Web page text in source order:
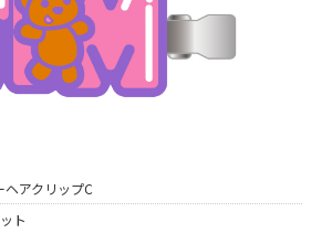
ヘアクリップC
ト